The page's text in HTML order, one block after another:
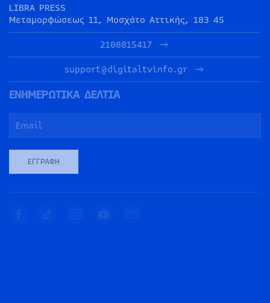
LIBRA PRESS
Μεταμορφώσεως 11, Μοσχάτο Αττικής, 183 45
2108815417
support@digitaltvinfo.gr
ΕΝΗΜΕΡΩΤΙΚΑ ΔΕΛΤΙΑ
ΕΓΓΡΑΦΉ